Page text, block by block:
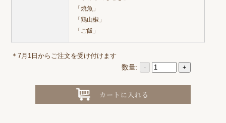
「焼魚」
「鶏山椒」
「ご飯」
＊7月1日からご注文を受け付けます
数量: - +